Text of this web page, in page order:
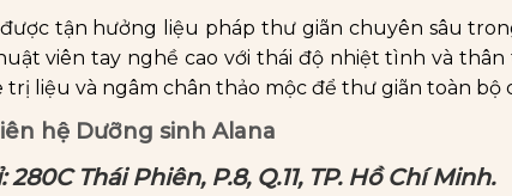
tận hưởng liệu pháp thư giãn chuyên sâu
viên tay nghề cao với thái độ nhiệt tình và
trị liệu và ngâm chân thảo mộc để thư giãn toàn bộ
hệ Dưỡng sinh Alana
Thái Phiên, P.8, Q.11, TP. Hồ Chí Minh.